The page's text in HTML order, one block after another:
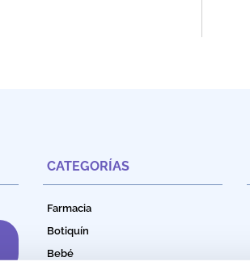
CATEGORÍAS
Farmacia
Botiquín
Bebé